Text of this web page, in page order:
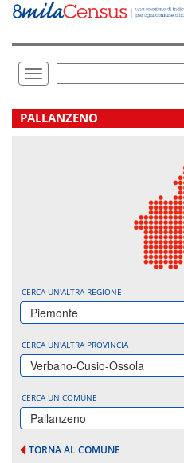
Vai
direttamente
Toggle
navigation
.
PALLANZENO
CERCA UN'ALTRA REGIONE
Piemonte
CERCA UN'ALTRA PROVINCIA
Verbano-Cusio-Ossola
CERCA UN COMUNE
Pallanzeno
TORNA AL COMUNE